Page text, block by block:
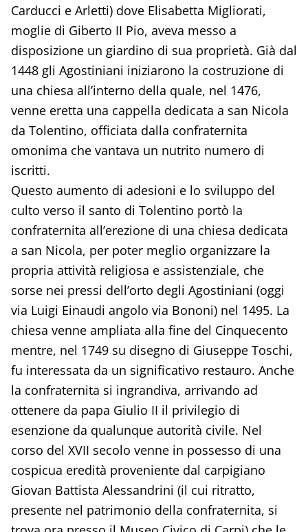
Carducci e Arletti) dove Elisabetta Migliorati,
moglie di Giberto II Pio, aveva messo a
disposizione un giardino di sua proprietà. Già dal
1448 gli Agostiniani iniziarono la costruzione di
una chiesa all’interno della quale, nel 1476,
venne eretta una cappella dedicata a san Nicola
da Tolentino, officiata dalla confraternita
omonima che vantava un nutrito numero di
iscritti.
Questo aumento di adesioni e lo sviluppo del
culto verso il santo di Tolentino portò la
confraternita all’erezione di una chiesa dedicata
a san Nicola, per poter meglio organizzare la
propria attività religiosa e assistenziale, che
sorse nei pressi dell’orto degli Agostiniani (oggi
via Luigi Einaudi angolo via Bononi) nel 1495. La
chiesa venne ampliata alla fine del Cinquecento
mentre, nel 1749 su disegno di Giuseppe Toschi,
fu interessata da un significativo restauro. Anche
la confraternita si ingrandiva, arrivando ad
ottenere da papa Giulio II il privilegio di
esenzione da qualunque autorità civile. Nel
corso del XVII secolo venne in possesso di una
cospicua eredità proveniente dal carpigiano
Giovan Battista Alessandrini (il cui ritratto,
presente nel patrimonio della confraternita, si